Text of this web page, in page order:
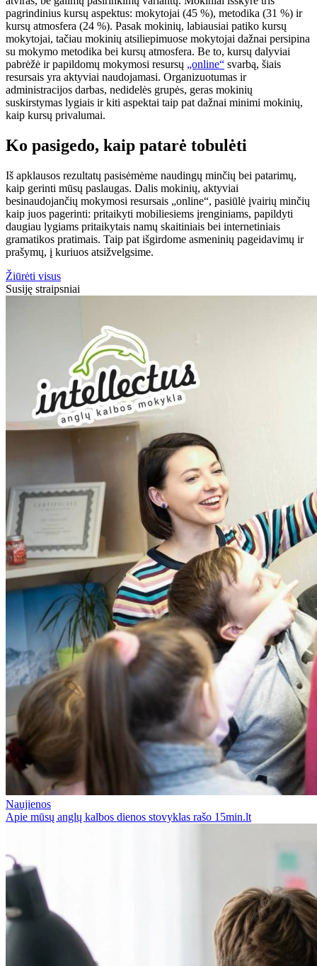
pagrindinius kursų aspektus: mokytojai (45 %), metodika (31 %) ir
kursų atmosfera (24 %). Pasak mokinių, labiausiai patiko kursų
mokytojai, tačiau mokinių atsiliepimuose mokytojai dažnai persipina
su mokymo metodika bei kursų atmosfera. Be to, kursų dalyviai
pabrėžė ir papildomų mokymosi resursų „online“ svarbą, šiais
resursais yra aktyviai naudojamasi. Organizuotumas ir
administracijos darbas, nedidelės grupės, geras mokinių
suskirstymas lygiais ir kiti aspektai taip pat dažnai minimi mokinių,
kaip kursų privalumai.
Ko pasigedo, kaip patarė tobulėti
Iš apklausos rezultatų pasisėmėme naudingų minčių bei patarimų,
kaip gerinti mūsų paslaugas. Dalis mokinių, aktyviai
besinaudojančių mokymosi resursais „online“, pasiūlė įvairių minčių
kaip juos pagerinti: pritaikyti mobiliesiems įrenginiams, papildyti
daugiau lygiams pritaikytais namų skaitiniais bei internetiniais
gramatikos pratimais. Taip pat išgirdome asmeninių pageidavimų ir
prašymų, į kuriuos atsižvelgsime.
Žiūrėti visus
Susiję straipsniai
Naujienos
Apie mūsų anglų kalbos dienos stovyklas rašo 15min.lt